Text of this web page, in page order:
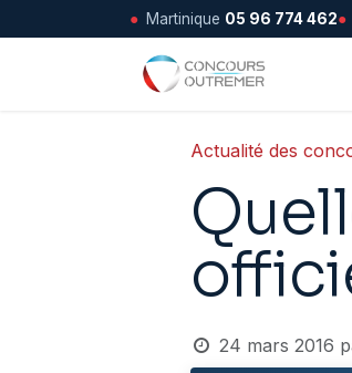
● Martinique 05 96 774 462●
Se rendre au contenu
Actualité des
24 mars 2016